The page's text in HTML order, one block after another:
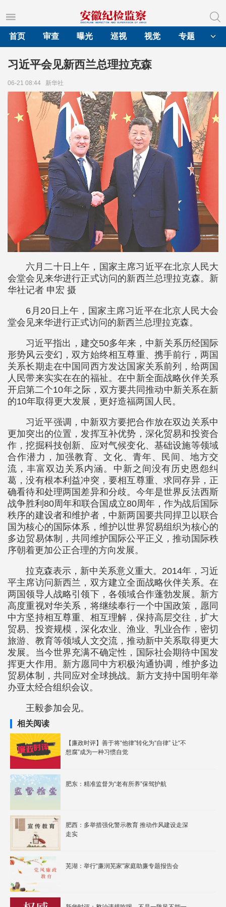
首页
审查 曝光 巡视 视觉 专题
习近平会见新西兰总理拉克森
06-21 08:44 新华社
六月二十日上午，国家主席习近平在北京人民大
会堂会见来华进行正式访问的新西兰总理拉克森。新
华社记者 申宏 摄
6月20日上午，国家主席习近平在北京人民大会
堂会见来华进行正式访问的新西兰总理拉克森。
习近平指出，建交50多年来，中新关系历经国际
形势风云变幻，双方始终相互尊重、携手前行，两国
关系长期走在中国同西方发达国家关系前列，给两国
人民带来实实在在的福祉。在中新全面战略伙伴关系
开启第二个10年之际，双方要共同推动中新关系在新
的10年取得更大发展，更好造福两国人民。
习近平强调，中新双方要把合作放在双边关系中
更加突出的位置，发挥互补优势，深化贸易和投资合
作，挖掘科技创新、应对气候变化、基础设施等领域
合作潜力，加强教育、文化、青年、民间、地方交
流，丰富双边关系内涵。中新之间没有历史恩怨纠
葛，没有根本利益冲突，要相互尊重、求同存异，正
确看待和处理两国差异和分歧。今年是世界反法西斯
战争胜利80周年和联合国成立80周年，作为战后国际
秩序的建设者和维护者，中新两国要共同捍卫以联合
国为核心的国际体系，维护以世界贸易组织为核心的
多边贸易体制，共同维护国际公平正义，推动国际秩
序朝着更加公正合理的方向发展。
拉克森表示，新中关系意义重大。2014年，习近
平主席访问新西兰，双方建立全面战略伙伴关系。在
两国领导人战略引领下，各领域合作蓬勃发展。新方
高度重视对华关系，将继续奉行一个中国政策，愿同
中方坚持相互尊重、相互理解，保持高层交往，扩大
贸易、投资规模，深化农业、渔业、乳业合作，密切
旅游、教育等领域人文交流，推动新中关系取得更大
发展。当今世界充满不确定性，国际社会期待中国发
挥更大作用。新方愿同中方积极沟通协调，维护多边
贸易体制，共同应对全球挑战。新方支持中国明年举
办亚太经合组织会议。
王毅参加会见。
相关阅读
【廉政时评】善于将“他律”转化为“自律” 让“不
想腐”成为一种习惯自觉
肥东：精准监督为“老有所养”保驾护航
肥西：多举措强化警示教育 推动作风建设走深
走实
芜湖：举行“廉润芜家”家庭助廉专题报告会